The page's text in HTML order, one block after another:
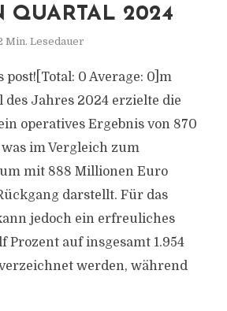
QUARTAL 2024
Min. Lesedauer
post![Total: 0 Average: 0]m
des Jahres 2024 erzielte die
operatives Ergebnis von 870
im Vergleich zum
mit 888 Millionen Euro
darstellt. Für das
jedoch ein erfreuliches
Prozent auf insgesamt 1.954
werden, während